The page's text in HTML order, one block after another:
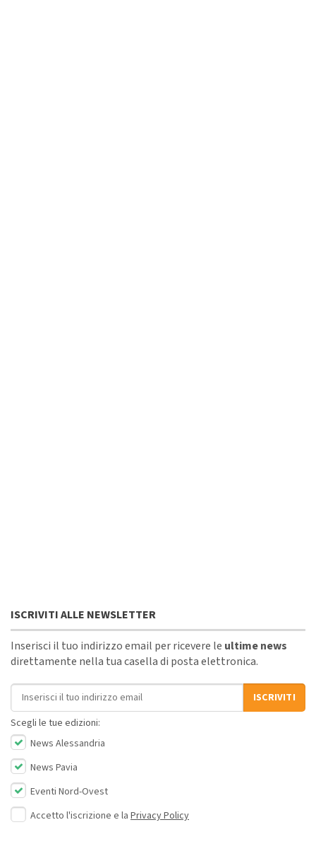
ISCRIVITI ALLE NEWSLETTER
Inserisci il tuo indirizzo email per ricevere le ultime news
direttamente nella tua casella di posta elettronica.
Indirizzo email
ISCRIVITI
Scegli le tue edizioni:
News Alessandria
News Pavia
Eventi Nord-Ovest
Accetto l'iscrizione e la Privacy Policy